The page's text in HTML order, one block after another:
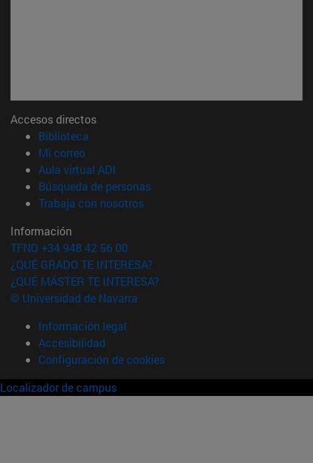
Accesos directos
Biblioteca
Mi correo(abre en nueva ventana)
Aula virtual ADI
Búsqueda de personas(abre en nueva ventana)
Trabaja con nosotros(abre en nueva ventana)
Información
TFNO +34 948 42 56 00
¿QUÉ GRADO TE INTERESA?
¿QUÉ MÁSTER TE INTERESA?
© Universidad de Navarra
Información legal
Accesibilidad
Configuración de cookies
Localizador de campus